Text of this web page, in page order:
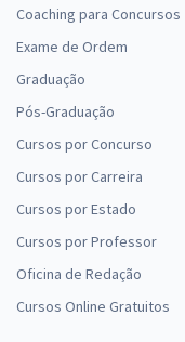
Coaching para Concursos
Exame de Ordem
Graduação
Pós-Graduação
Cursos por Concurso
Cursos por Carreira
Cursos por Estado
Cursos por Professor
Oficina de Redação
Cursos Online Gratuitos